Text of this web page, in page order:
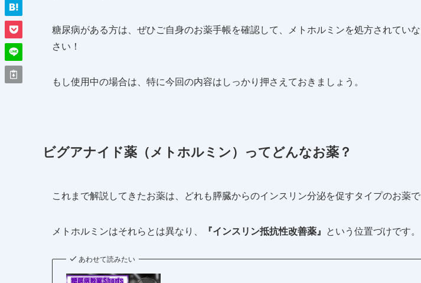
糖尿病がある方は、ぜひご自身のお薬手帳を確認して、メトホルミンを処方されてい
さい！
もし使用中の場合は、特に今回の内容はしっかり押さえておきましょう。
ビグアナイド薬（メトホルミン）ってどんなお薬？
これまで解説してきたお薬は、どれも膵臓からのインスリン分泌を促すタイプのお薬で
メトホルミンはそれらとは異なり、 『インスリン抵抗性改善薬』 という位置づけです。
あわせて読みたい